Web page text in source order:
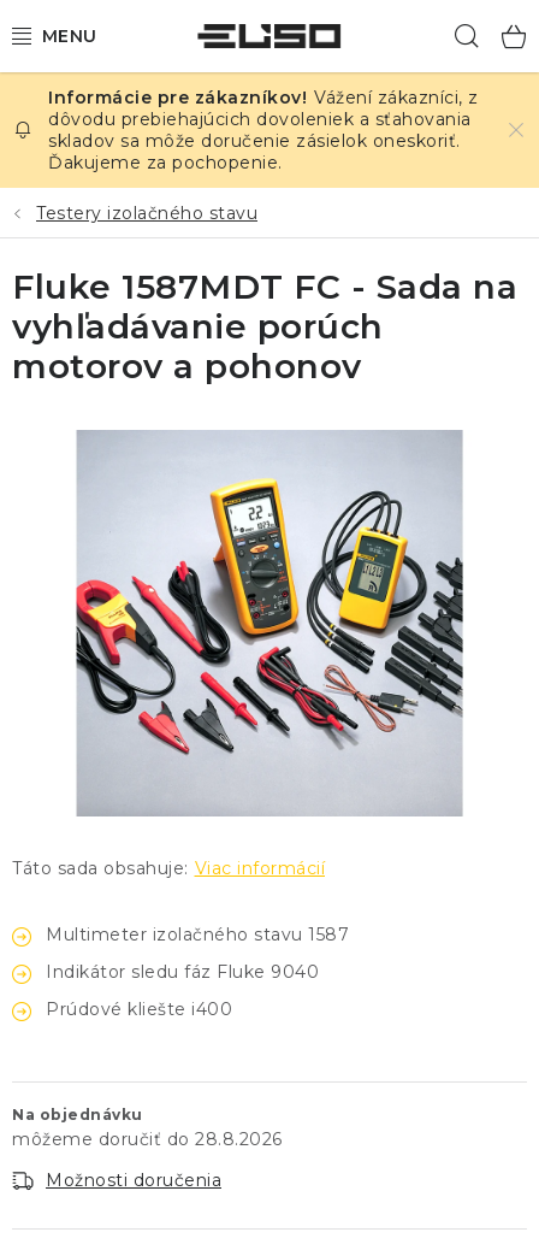
na
ELEKTRINA
TEPLOTA A VLHKOSŤ
TLAK A ÚNIKY
ZÁZNAMNÍKY
KALIBRÁCIA
ZNAČKY
Obchodné podmienky GDPR Slovník pojmov
Vážení zákazníci, z
dôvodu prebiehajúcich dovoleniek a sťahovania
skladov sa môže doručenie zásielok oneskoriť.
Ďakujeme za pochopenie.
Testery izolačného stavu
Táto sada obsahuje: Viac informácií
Multimeter izolačného stavu 1587
Indikátor sledu fáz Fluke 9040
Prúdové kliešte i400
Na objednávku
28.8.2026
Možnosti doručenia
Fluke 1587MDT FC - Sada na
vyhľadávanie porúch
motorov a pohonov